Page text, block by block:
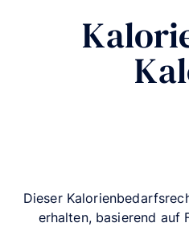
Dieser
erhalten, basierend auf